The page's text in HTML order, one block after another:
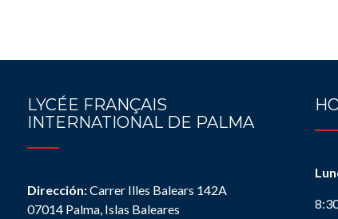
LYCÉE FRANÇAIS
INTERNATIONAL DE PALMA
Dirección:Carrer Illes Balears 142A
07014 Palma, Islas Baleares